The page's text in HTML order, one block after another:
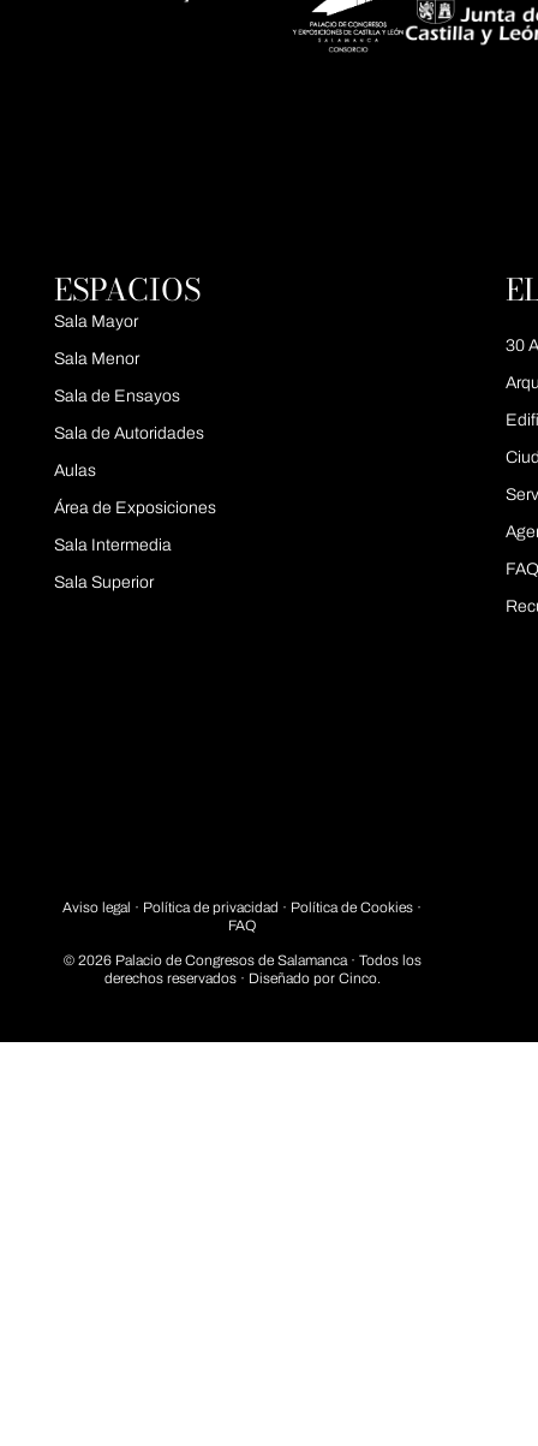
ESPACIOS
Sala Mayor
Sala Menor
Sala de Ensayos
Sala de Autoridades
Aulas
Área de Exposiciones
Sala Intermedia
Sala Superior
30
Aviso legal · Política de privacidad · Política de Cookies ·
FAQ
© 2026 Palacio de Congresos de Salamanca · Todos los
derechos reservados · Diseñado por Cinco.